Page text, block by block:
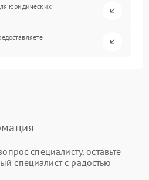
юридических
специалисту, оставьте
специалист с радостью